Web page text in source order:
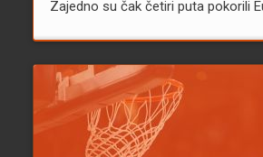
Zajedno su čak četiri puta pokorili